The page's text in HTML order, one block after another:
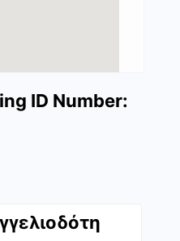
ID Number: